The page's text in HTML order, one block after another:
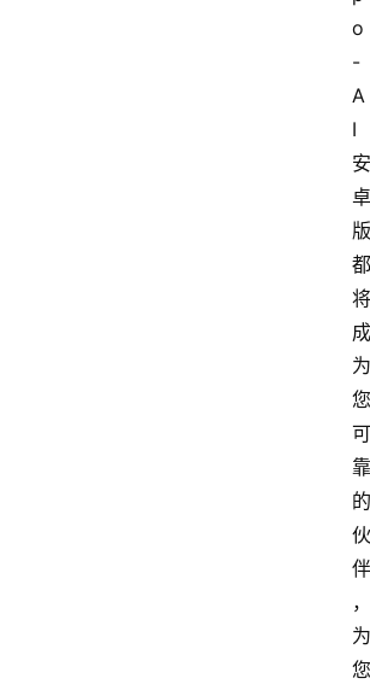
o
-
A
I
安
卓
版
都
将
成
为
您
可
靠
的
伙
伴
，
为
您